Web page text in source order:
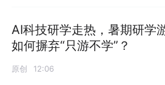
AI科技研学走热，暑期研学
如何摒弃“只游不学”？
原创 12:06